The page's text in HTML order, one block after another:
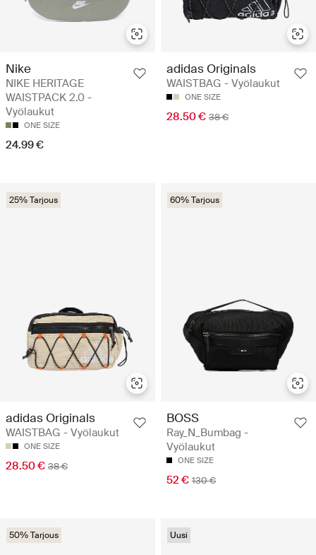
Nike
NIKE HERITAGE
WAISTPACK 2.0 -
Vyölaukut
ONE SIZE
24.99 €
adidas Originals
WAISTBAG - Vyölaukut
ONE SIZE
28.50 € 38 €
25% Tarjous
adidas Originals
WAISTBAG - Vyölaukut
ONE SIZE
28.50 € 38 €
60% Tarjous
BOSS
Ray_N_Bumbag -
Vyölaukut
ONE SIZE
52 € 130 €
50% Tarjous Uusi